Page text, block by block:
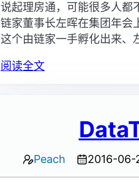
说起理房通，可能很多人都
链家董事长左晖在集团年会
这个由链家一手孵化出来、
阅读全文
Peach 2016-06-